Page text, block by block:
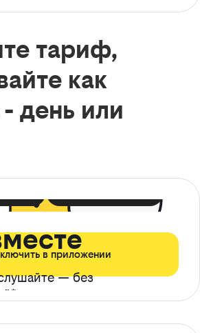
тариф,
как
день или
— без
в приложении